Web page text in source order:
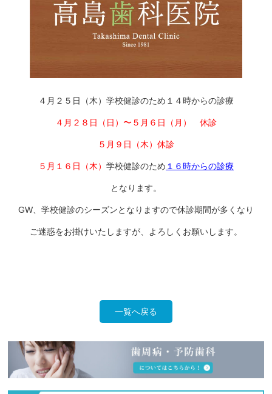
４月２５日（木）学校健診のため１４時からの診療
４月２８日（日）〜５月６日（月） 休診
５月９日（木）休診
５月１６日（木） 学校健診のため １６時からの診療
となります。
GW、学校健診のシーズンとなりますので休診期間が多くなり
ご迷惑をお掛けいたしますが、よろしくお願いします。
一覧へ戻る